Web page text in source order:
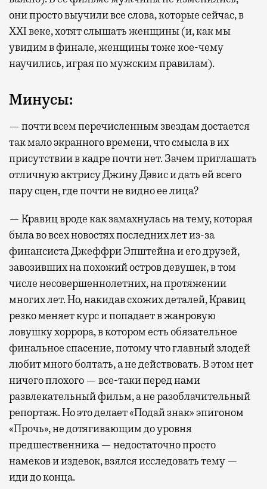
они просто выучили все слова, которые сейчас, в
XXI веке, хотят слышать женщины (и, как мы
увидим в финале, женщины тоже кое-чему
научились, играя по мужским правилам).
Минусы:
— почти всем перечисленным звездам достается
так мало экранного времени, что смысла в их
присутствии в кадре почти нет. Зачем приглашать
отличную актрису Джину Дэвис и дать ей всего
пару сцен, где почти не видно ее лица?
— Кравиц вроде как замахнулась на тему, которая
была во всех новостях последних лет из-за
финансиста Джеффри Эпштейна и его друзей,
завозивших на похожий остров девушек, в том
числе несовершеннолетних, на протяжении
многих лет. Но, накидав схожих деталей, Кравиц
резко меняет курс и попадает в жанровую
ловушку хоррора, в котором есть обязательное
финальное спасение, потому что главный злодей
любит много болтать, а не действовать. В этом нет
ничего плохого — все-таки перед нами
развлекательный фильм, а не разоблачительный
репортаж. Но это делает «Подай знак» эпигоном
«Прочь», не дотягивающим до уровня
предшественника — недостаточно просто
намеков и издевок, взялся исследовать тему —
иди до конца.